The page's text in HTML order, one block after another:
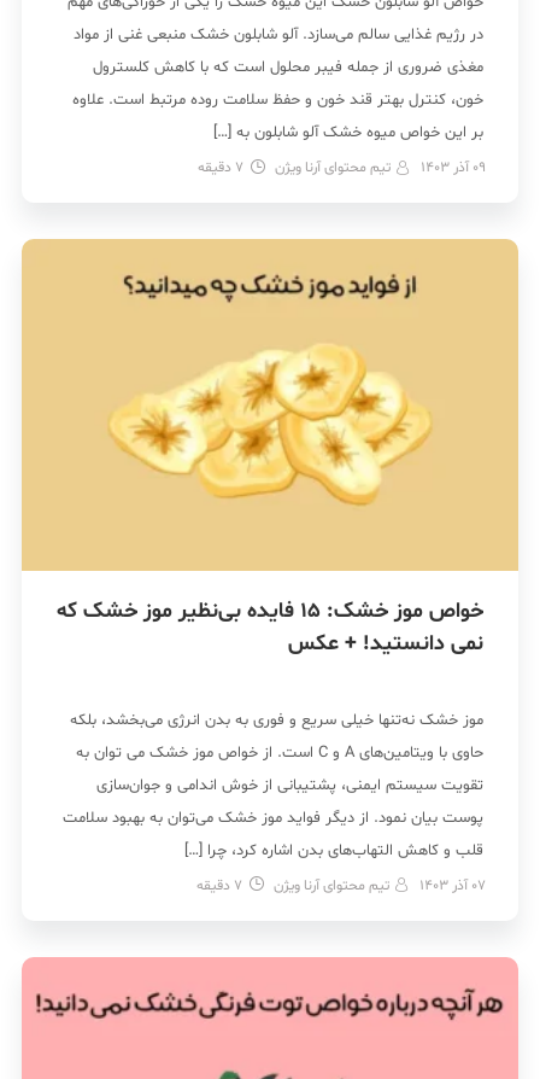
در رژیم غذایی سالم می‌سازد. آلو شابلون خشک منبعی غنی از مواد
مغذی ضروری از جمله فیبر محلول است که با کاهش کلسترول
خون، کنترل بهتر قند خون و حفظ سلامت روده مرتبط است. علاوه
بر این خواص میوه خشک آلو شابلون به […]
09 آذر 1403 تیم محتوای آرنا ویژن 7 دقیقه
خواص موز خشک: 15 فایده بی‌نظیر موز خشک که
نمی دانستید! + عکس
موز خشک نه‌تنها خیلی سریع و فوری به بدن انرژی می‌بخشد، بلکه
حاوی با ویتامین‌های A و C است. از خواص موز خشک می توان به
تقویت سیستم ایمنی، پشتیبانی از خوش اندامی و جوان‌سازی
پوست بیان نمود. از دیگر فواید موز خشک می‌توان به بهبود سلامت
قلب و کاهش التهاب‌های بدن اشاره کرد، چرا […]
07 آذر 1403 تیم محتوای آرنا ویژن 7 دقیقه